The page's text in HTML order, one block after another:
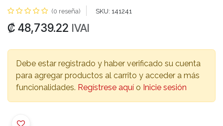
(0 reseña) SKU: 141241
₡ 48,739.22 IVAI
Debe estar registrado y haber verificado su cuenta
para agregar productos al carrito y acceder a más
funcionalidades. Regístrese aquí o Inicie sesión